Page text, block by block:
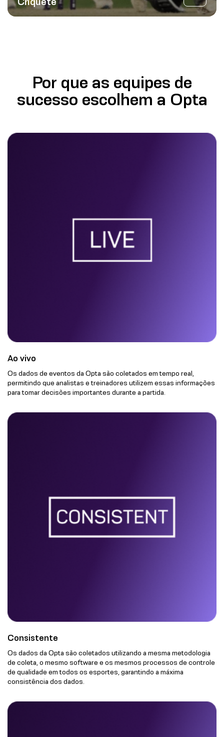
Por que as equipes de
sucesso escolhem a Opta
Ao vivo
Os dados de eventos da Opta são coletados em tempo real,
permitindo que analistas e treinadores utilizem essas informações
para tomar decisões importantes durante a partida.
Consistente
Os dados da Opta são coletados utilizando a mesma metodologia
de coleta, o mesmo software e os mesmos processos de controle
de qualidade em todos os esportes, garantindo a máxima
consistência dos dados.